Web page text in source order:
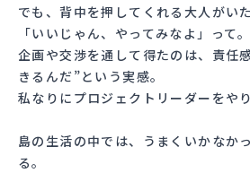
でも、背中を押してくれる大人がいた
「いいじゃん、やってみなよ」って。
企画や交渉を通して得たのは、責任
きるんだ”という実感。
私なりにプロジェクトリーダーをや
島の生活の中では、うまくいかなか
る。